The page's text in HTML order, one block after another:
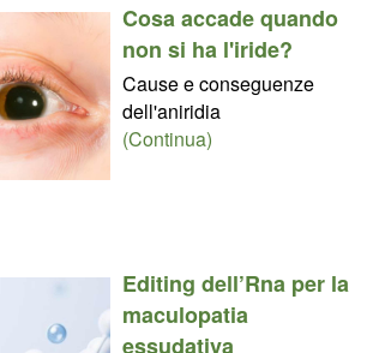
Cosa accade quando
non si ha l'iride?
Cause e conseguenze
dell'aniridia
(Continua)
Editing dell’Rna per la
maculopatia
essudativa